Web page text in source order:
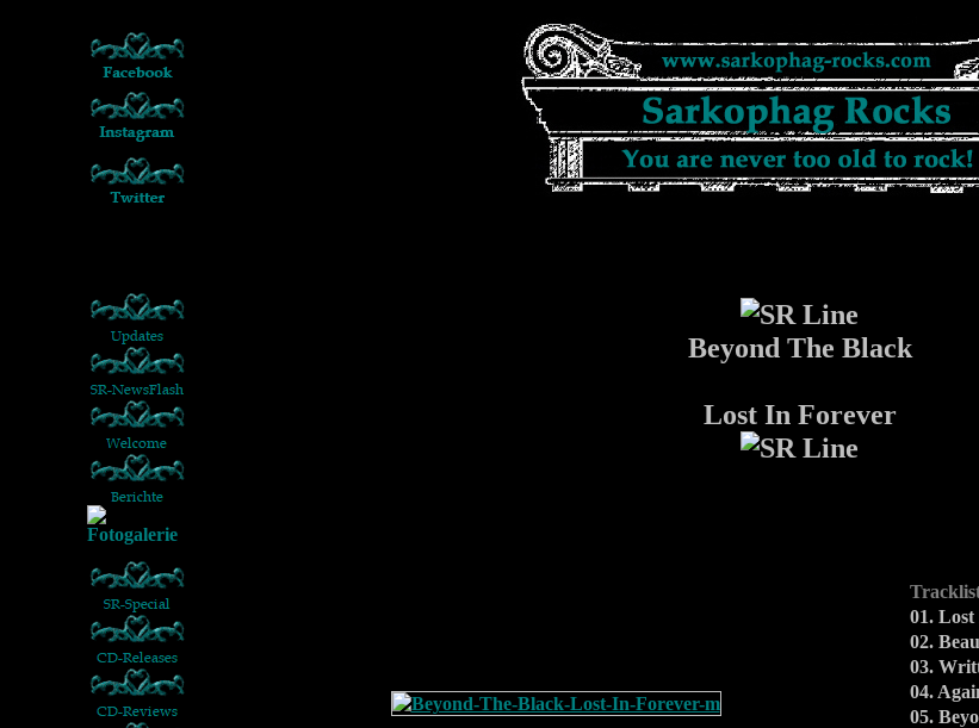
Beyond The Black
Lost In Forever
01.
02.
03.
04.
05.